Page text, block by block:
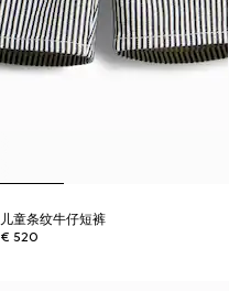
儿童条纹牛仔短裤
€ 520